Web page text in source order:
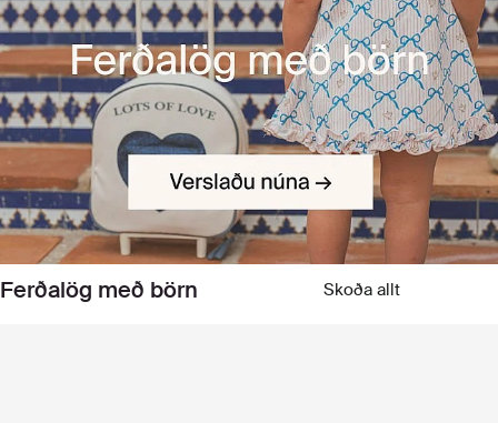
Ferðalög með börn Skoða allt